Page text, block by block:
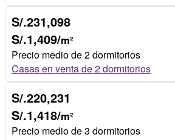
S/.231,098
S/.1,409/m²
Precio medio de 2 dormitorios
Casas en venta de 2 dormitorios
S/.220,231
S/.1,418/m²
Precio medio de 3 dormitorios